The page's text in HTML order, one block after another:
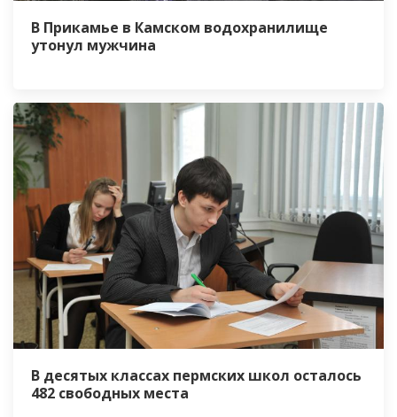
В Прикамье в Камском водохранилище
утонул мужчина
В десятых классах пермских школ осталось
482 свободных места